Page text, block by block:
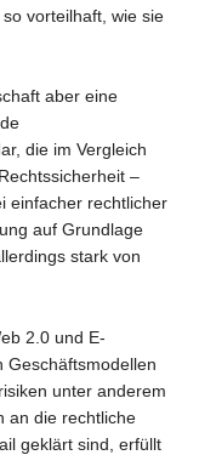
vorteilhaft, wie sie
aber eine
die im Vergleich
–
einfacher rechtlicher
auf Grundlage
stark von
2.0 und E-
Geschäftsmodellen
unter anderem
an die rechtliche
geklärt sind, erfüllt